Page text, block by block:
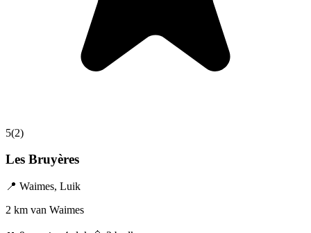
5(2)
Les Bruyères
📍 Waimes, Luik
2 km van Waimes